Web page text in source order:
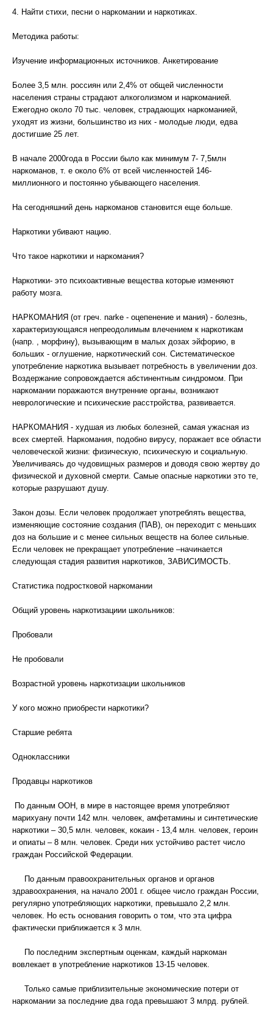
4. Найти стихи, песни о наркомании и наркотиках.
Методика работы:
Изучение информационных источников. Анкетирование
Более 3,5 млн. россиян или 2,4% от общей численности
населения страны страдают алкоголизмом и наркоманией.
Ежегодно около 70 тыс. человек, страдающих наркоманией,
уходят из жизни, большинство из них - молодые люди, едва
достигшие 25 лет.
В начале 2000года в России было как минимум 7- 7,5млн
наркоманов, т. е около 6% от всей численностей 146-
миллионного и постоянно убывающего населения.
На сегодняшний день наркоманов становится еще больше.
Наркотики убивают нацию.
Что такое наркотики и наркомания?
Наркотики- это психоактивные вещества которые изменяют
работу мозга.
НАРКОМАНИЯ (от греч. narke - оцепенение и мания) - болезнь,
характеризующаяся непреодолимым влечением к наркотикам
(напр. , морфину), вызывающим в малых дозах эйфорию, в
больших - оглушение, наркотический сон. Систематическое
употребление наркотика вызывает потребность в увеличении доз.
Воздержание сопровождается абстинентным синдромом. При
наркомании поражаются внутренние органы, возникают
неврологические и психические расстройства, развивается.
НАРКОМАНИЯ - худшая из любых болезней, самая ужасная из
всех смертей. Наркомания, подобно вирусу, поражает все области
человеческой жизни: физическую, психическую и социальную.
Увеличиваясь до чудовищных размеров и доводя свою жертву до
физической и духовной смерти. Самые опасные наркотики это те,
которые разрушают душу.
Закон дозы. Если человек продолжает употреблять вещества,
изменяющие состояние создания (ПАВ), он переходит с меньших
доз на большие и с менее сильных веществ на более сильные.
Если человек не прекращает употребление –начинается
следующая стадия развития наркотиков, ЗАВИСИМОСТЬ.
Статистика подростковой наркомании
Общий уровень наркотизациии школьников:
Пробовали
Не пробовали
Возрастной уровень наркотизации школьников
У кого можно приобрести наркотики?
Старшие ребята
Одноклассники
Продавцы наркотиков
По данным ООН, в мире в настоящее время употребляют
марихуану почти 142 млн. человек, амфетамины и синтетические
наркотики – 30,5 млн. человек, кокаин - 13,4 млн. человек, героин
и опиаты – 8 млн. человек. Среди них устойчиво растет число
граждан Российской Федерации.
По данным правоохранительных органов и органов
здравоохранения, на начало 2001 г. общее число граждан России,
регулярно употребляющих наркотики, превышало 2,2 млн.
человек. Но есть основания говорить о том, что эта цифра
фактически приближается к 3 млн.
По последним экспертным оценкам, каждый наркоман
вовлекает в употребление наркотиков 13-15 человек.
Только самые приблизительные экономические потери от
наркомании за последние два года превышают 3 млрд. рублей.